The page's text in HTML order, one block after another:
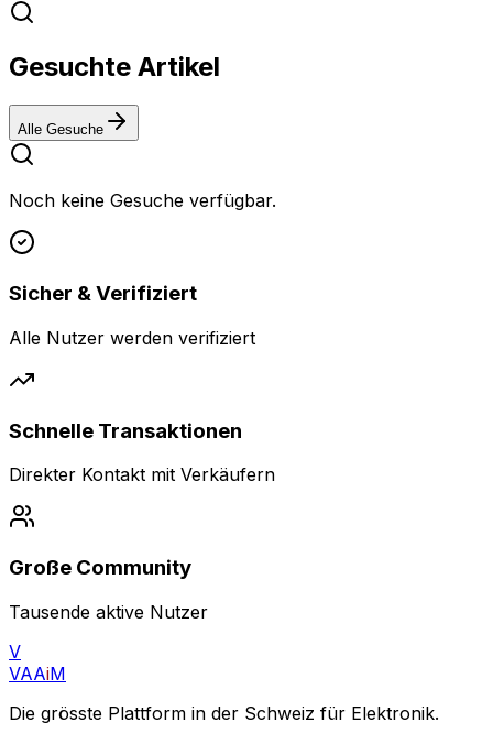
Gesuchte Artikel
Alle Gesuche
Noch keine Gesuche verfügbar.
Sicher & Verifiziert
Alle Nutzer werden verifiziert
Schnelle Transaktionen
Direkter Kontakt mit Verkäufern
Große Community
Tausende aktive Nutzer
V
VAAiM
Die grösste Plattform in der Schweiz für Elektronik.